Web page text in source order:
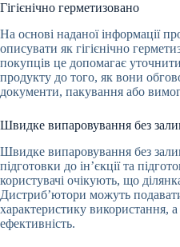
Гігієнічно герметизовано
На основі наданої інформації
описувати як гігієнічно
покупців це допомагає
продукту до того, як вони
документи, пакування або
Швидке випаровування без
Швидке випаровування без
підготовки до ін’єкції та
користувачі очікують, що
Дистриб’ютори можуть
характеристику використання,
ефективність.